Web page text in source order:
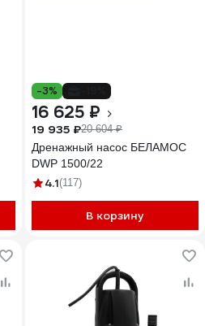
-3%
16 625 ₽
19 935 ₽20 604 ₽
Дренажный насос БЕЛАМОС
DWP 1500/22
4.1(117)
В корзину